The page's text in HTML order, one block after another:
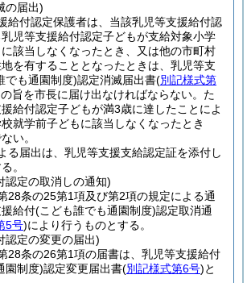
の届出)
給付認定保護者は、当該乳児等支援給付認
児等支援給付認定子どもが支給対象小学
該当しなくなったとき、又は他の市町村
を有することとなったときは、乳児等支
でも通園制度)認定消滅届出書(別記様式第
旨を市長に届け出なければならない。 た
給付認定子どもが満3歳に達したことによ
就学前子どもに該当しなくなったとき
い。
る届出は、乳児等支援支給認定証を添付し
。
認定の取消しの通知)
28条の25第1項及び第2項の規定による通
給付(こども誰でも通園制度)認定取消通
5号)により行うものとする。
認定の変更の届出)
28条の26第1項の届書は、乳児等支援給付
園制度)認定変更届出書(別記様式第6号)と